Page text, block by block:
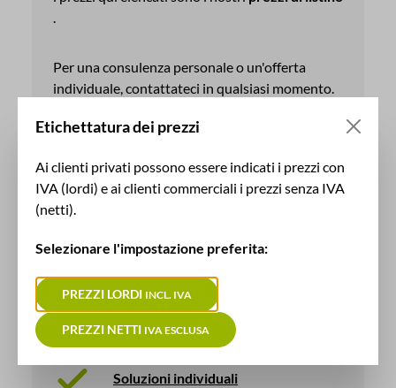
Per una consulenza personale o un'offerta
individuale, contattateci in qualsiasi momento.
RICHIEDI ORA
100% Made in Germany
Soluzioni individuali
Etichettatura dei prezzi
Ai clienti privati possono essere indicati i prezzi con
IVA (lordi) e ai clienti commerciali i prezzi senza IVA
(netti).
Selezionare l'impostazione preferita:
PREZZI LORDI INCL. IVA
PREZZI NETTI IVA ESCLUSA